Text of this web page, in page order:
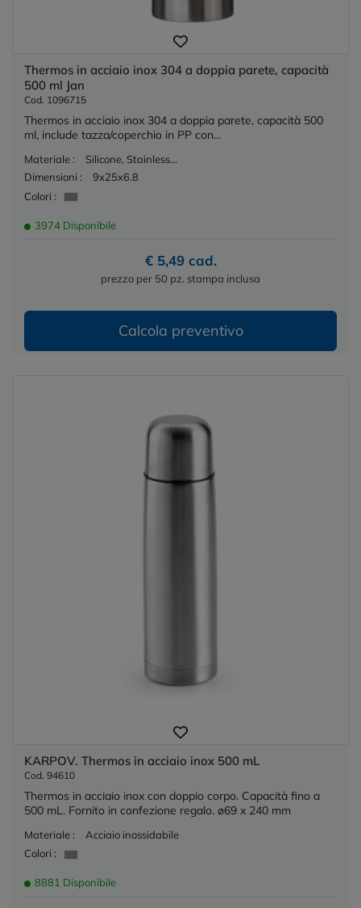
Thermos in acciaio inox 304 a doppia parete, capacità
500 ml Jan
Cod. 1096715
Thermos in acciaio inox 304 a doppia parete, capacità 500
ml, include tazza/coperchio in PP con...
Materiale :
Silicone, Stainless...
Dimensioni :
9x25x6.8
Colori :
3974 Disponibile
€ 5,49 cad.
prezzo per 50 pz. stampa inclusa
Calcola preventivo
KARPOV. Thermos in acciaio inox 500 mL
Cod. 94610
Thermos in acciaio inox con doppio corpo. Capacità fino a
500 mL. Fornito in confezione regalo. ø69 x 240 mm
Materiale :
Acciaio inossidabile
Colori :
8881 Disponibile